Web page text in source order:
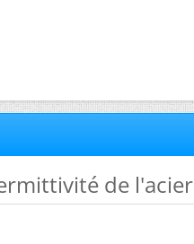
de l'acier